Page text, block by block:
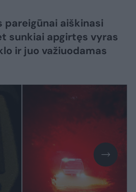
pareigūnai aiškinasi
sunkiai apgirtęs vyras
ir juo važiuodamas